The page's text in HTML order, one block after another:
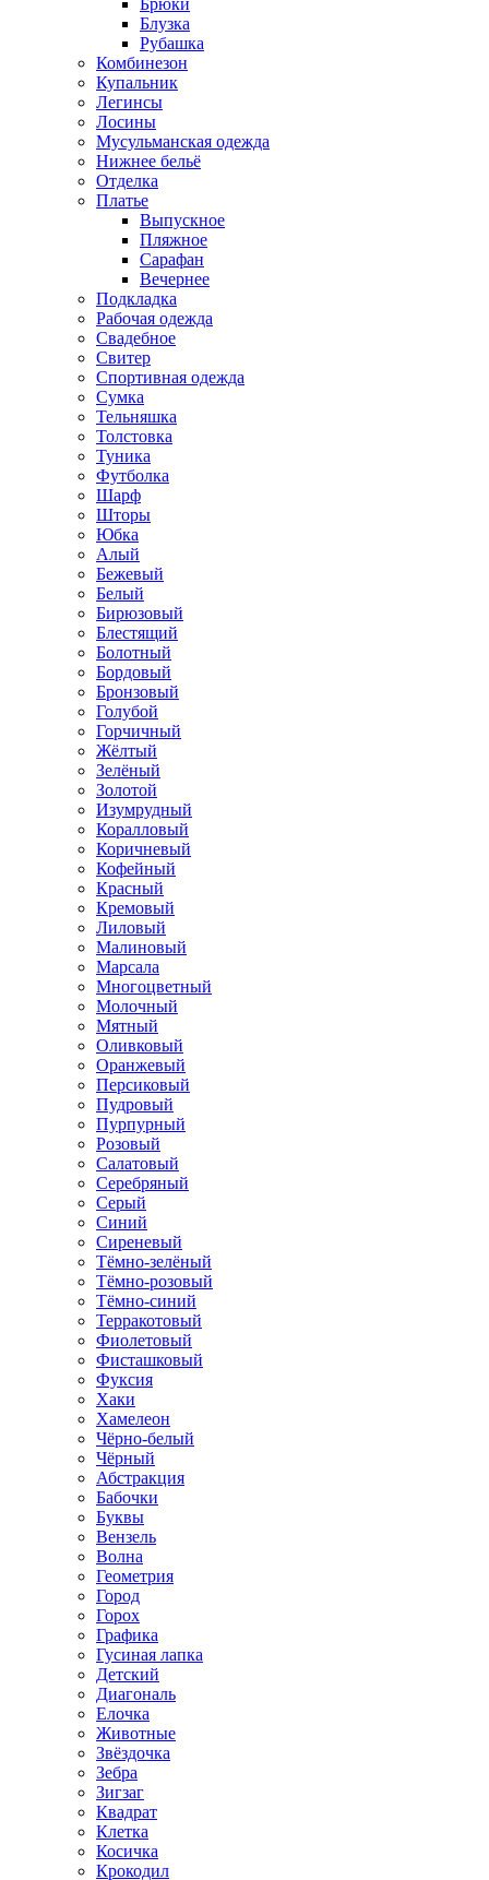
Блузка
Рубашка
Комбинезон
Купальник
Легинсы
Лосины
Мусульманская одежда
Нижнее бельё
Отделка
Платье
Выпускное
Пляжное
Сарафан
Вечернее
Подкладка
Рабочая одежда
Свадебное
Свитер
Спортивная одежда
Сумка
Тельняшка
Толстовка
Туника
Футболка
Шарф
Шторы
Юбка
Алый
Бежевый
Белый
Бирюзовый
Блестящий
Болотный
Бордовый
Бронзовый
Голубой
Горчичный
Жёлтый
Зелёный
Золотой
Изумрудный
Коралловый
Коричневый
Кофейный
Красный
Кремовый
Лиловый
Малиновый
Марсала
Многоцветный
Молочный
Мятный
Оливковый
Оранжевый
Персиковый
Пудровый
Пурпурный
Розовый
Салатовый
Серебряный
Серый
Синий
Сиреневый
Тёмно-зелёный
Тёмно-розовый
Тёмно-синий
Терракотовый
Фиолетовый
Фисташковый
Фуксия
Хаки
Хамелеон
Чёрно-белый
Чёрный
Абстракция
Бабочки
Буквы
Вензель
Волна
Геометрия
Город
Горох
Графика
Гусиная лапка
Детский
Диагональ
Елочка
Животные
Звёздочка
Зебра
Зигзаг
Квадрат
Клетка
Косичка
Крокодил